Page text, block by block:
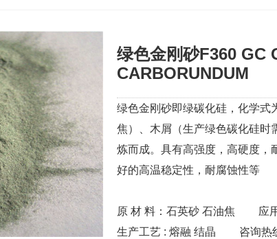
绿色金刚砂F360 GC
CARBORUNDUM
绿色金刚砂即绿碳化硅，化学式
焦）、木屑（生产绿色碳化硅时
炼而成。具有高强度，高硬度，
好的高温稳定性，耐腐蚀性等
原 材 料：石英砂 石油焦
应
生产工艺 : 熔融 结晶
咨询热